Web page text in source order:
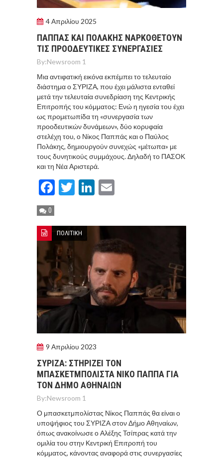
4 Απριλίου 2025
ΠΑΠΠΑΣ ΚΑΙ ΠΟΛΑΚΗΣ ΝΑΡΚΟΘΕΤΟΥΝ
ΤΙΣ ΠΡΟΟΔΕΥΤΙΚΕΣ ΣΥΝΕΡΓΑΣΙΕΣ
By:Newsroom 1
Μια αντιφατική εικόνα εκπέμπει το τελευταίο
διάστημα ο ΣΥΡΙΖΑ, που έχει μάλιστα ενταθεί
μετά την τελευταία συνεδρίαση της Κεντρικής
Επιτροπής του κόμματος: Ενώ η ηγεσία του έχει
ως προμετωπίδα τη «συνεργασία των
προοδευτικών δυνάμεων», δύο κορυφαία
στελέχη του, ο Νίκος Παππάς και ο Παύλος
Πολάκης, δημιουργούν συνεχώς «μέτωπα» με
τους δυνητικούς συμμάχους. Δηλαδή το ΠΑΣΟΚ
και τη Νέα Αριστερά.
Facebook
TwitterLinkedIn
0
ΠΟΛΙΤΙΚΗ
9 Απριλίου 2023
ΣΥΡΙΖΑ: ΣΤΗΡΙΖΕΙ ΤΟΝ
ΜΠΑΣΚΕΤΜΠΟΛΙΣΤΑ ΝΙΚΟ ΠΑΠΠΑ ΓΙΑ
ΤΟΝ ΔΗΜΟ ΑΘΗΝΑΙΩΝ
By:Newsroom 1
Ο μπασκετμπολίστας Νίκος Παππάς θα είναι ο
υποψήφιος του ΣΥΡΙΖΑ στον Δήμο Αθηναίων,
όπως ανακοίνωσε ο Αλέξης Τσίπρας κατά την
ομιλία του στην Κεντρική Επιτροπή του
κόμματος, κάνοντας αναφορά στις συνεργασίες